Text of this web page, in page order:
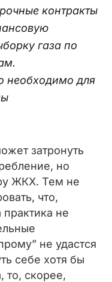
контракты
газа по
необходимо для
затронуть
но
ЖКХ. Тем не
что,
не
не удастся
себе хотя бы
то, скорее,